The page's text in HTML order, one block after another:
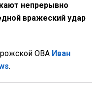
непрерывно
вражеский удар
ОВА Иван
.